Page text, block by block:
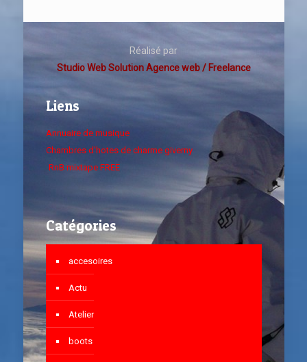
Réalisé par
Studio Web Solution Agence web / Freelance
Liens
Annuaire de musique
Chambres d'hotes de charme giverny
RnB mixtape FREE
Catégories
accesoires
Actu
Atelier
boots